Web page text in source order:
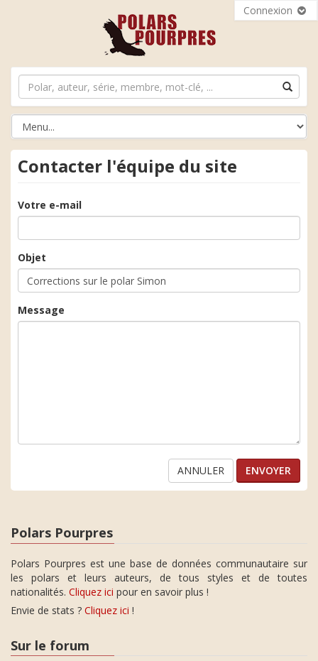
Connexion
Contacter l'équipe du site
Votre e-mail
Objet
Message
ANNULER
Polars Pourpres
Polars Pourpres est une base de données communautaire sur
les polars et leurs auteurs, de tous styles et de toutes
nationalités. Cliquez ici pour en savoir plus !
Envie de stats ? Cliquez ici !
Sur le forum